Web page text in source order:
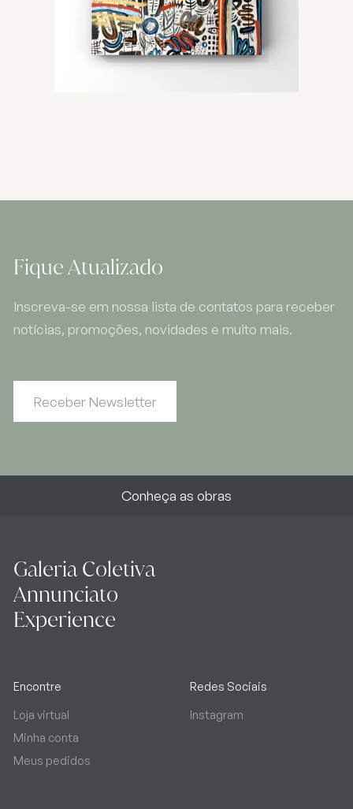
Fique Atualizado
Inscreva-se em nossa lista de contatos para receber
notícias, promoções, novidades e muito mais.
Receber Newsletter
Conheça as obras
Galeria Coletiva
Annunciato
Experience
Encontre
Loja virtual
Minha conta
Meus pedidos
Redes Sociais
Instagram